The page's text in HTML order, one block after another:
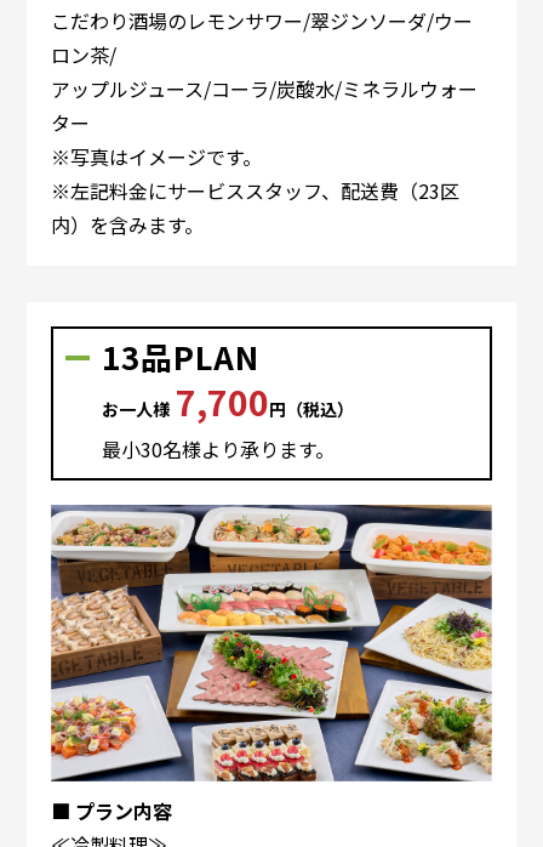
こだわり酒場のレモンサワー/翠ジンソーダ/ウー
ロン茶/
アップルジュース/コーラ/炭酸水/ミネラルウォー
ター
※写真はイメージです。
※左記料金にサービススタッフ、配送費（23区
内）を含みます。
13品PLAN
お⼀⼈様 7,700円（税込）
最⼩30名様より承ります。
■ プラン内容